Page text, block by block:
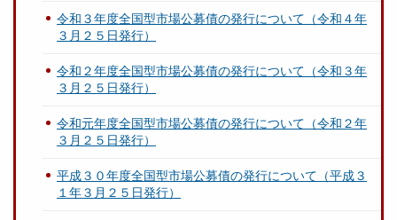
令和３年度全国型市場公募債の発行について（令和４年
３月２５日発行）
令和２年度全国型市場公募債の発行について（令和３年
３月２５日発行）
令和元年度全国型市場公募債の発行について（令和２年
３月２５日発行）
平成３０年度全国型市場公募債の発行について（平成３
１年３月２５日発行）